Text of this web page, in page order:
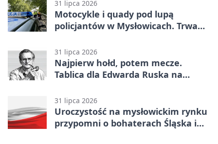
31 lipca 2026
Motocykle i quady pod lupą
policjantów w Mysłowicach. Trwa
31 lipca 2026
Najpierw hołd, potem mecze.
Tablica dla Edwarda Ruska na
31 lipca 2026
Uroczystość na mysłowickim rynku
przypomni o bohaterach Śląska i